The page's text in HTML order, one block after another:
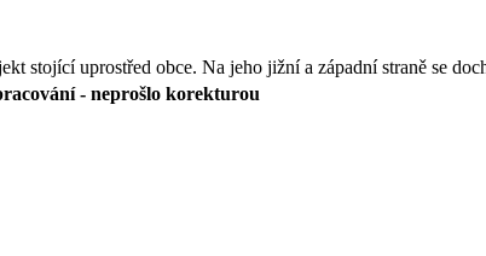
stojící uprostřed obce. Na jeho jižní a západní straně se
- neprošlo korekturou